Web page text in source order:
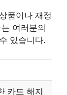
품이나 재정
여러분의
있습니다.
카드 해지